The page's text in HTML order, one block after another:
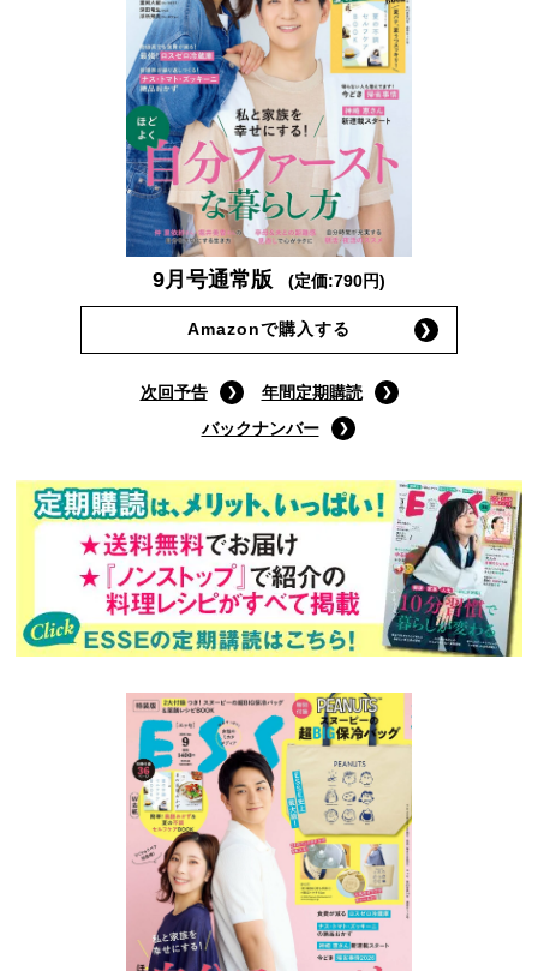
9月号通常版 (定価:790円)
Amazonで購入する
次回予告
年間定期購読
バックナンバー